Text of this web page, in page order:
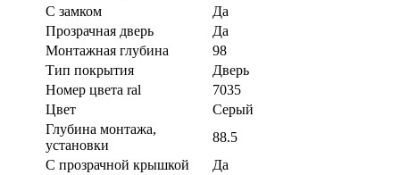
С замком
Да
Прозрачная дверь
Да
Монтажная глубина
98
Тип покрытия
Дверь
Номер цвета ral
7035
Цвет
Серый
Глубина монтажа,
установки
88.5
С прозрачной крышкой
Да